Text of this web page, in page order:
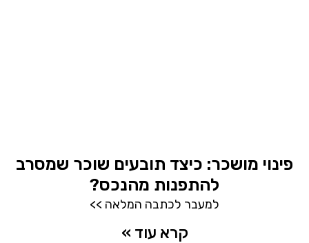
פינוי מושכר: כיצד תובעים שוכר שמסרב
להתפנות מהנכס?
למעבר לכתבה המלאה >>
קרא עוד »